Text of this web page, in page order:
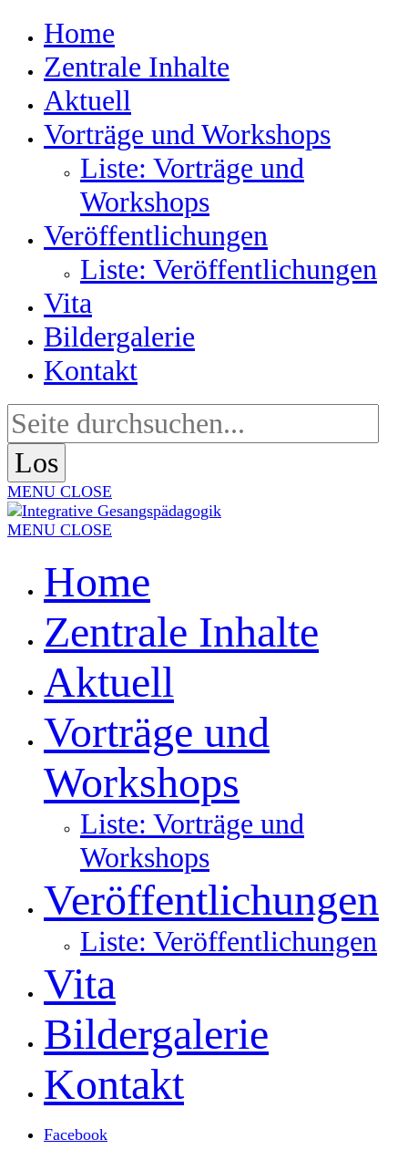
Home
Zentrale Inhalte
Aktuell
Vorträge und Workshops
Liste: Vorträge und
Workshops
Veröffentlichungen
Liste: Veröffentlichungen
Vita
Bildergalerie
Kontakt
MENU CLOSE
MENU CLOSE
Home
Zentrale Inhalte
Aktuell
Vorträge und
Workshops
Liste: Vorträge und
Workshops
Veröffentlichungen
Liste: Veröffentlichungen
Vita
Bildergalerie
Kontakt
Facebook